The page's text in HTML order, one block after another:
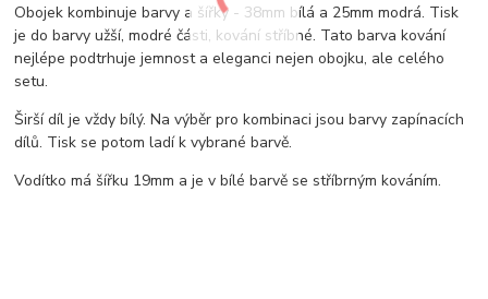
Obojek kombinuje barvy a šířky - 38mm bílá a 25mm modrá. Tisk
je do barvy užší, modré části, kování stříbné. Tato barva kování
nejlépe podtrhuje jemnost a eleganci nejen obojku, ale celého
setu.
Širší díl je vždy bílý. Na výběr pro kombinaci jsou barvy zapínacích
dílů. Tisk se potom ladí k vybrané barvě.
Vodítko má šířku 19mm a je v bílé barvě se stříbrným kováním.